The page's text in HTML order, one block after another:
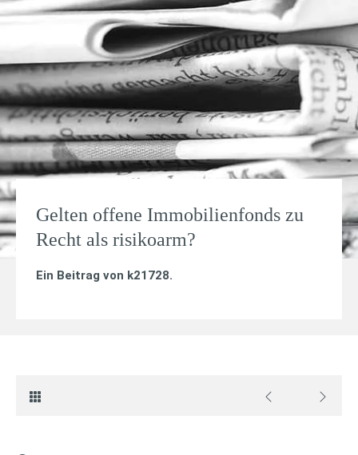
Gelten offene Immobilienfonds zu
Recht als risikoarm?
Ein Beitrag von k21728.